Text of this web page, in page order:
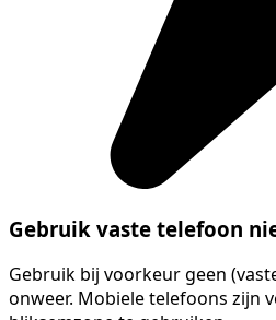
Gebruik vaste telefoon
Gebruik bij voorkeur geen
onweer. Mobiele telefoons zijn